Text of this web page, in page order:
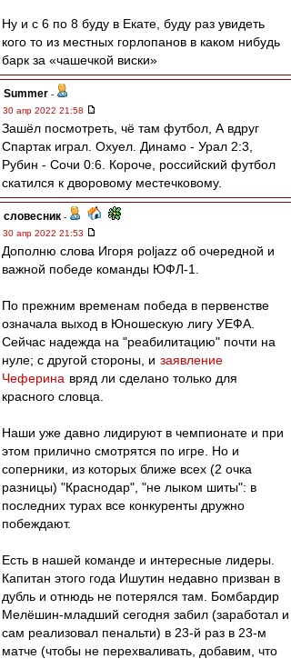
Ну и с 6 по 8 буду в Екате, буду раз увидеть
кого то из местных горлопанов в каком нибудь
барк за «чашечкой виски»
Summer -
30 апр 2022 21:58
Зашёл посмотреть, чё там футбол, А вдруг
Спартак играл. Охуел. Динамо - Урал 2:3,
Рубин - Сочи 0:6. Короче, российский футбол
скатился к дворовому местечковому.
словесник -
30 апр 2022 21:53
Дополню слова Игоря poljazz об очередной и
важной победе команды ЮФЛ-1.
По прежним временам победа в первенстве
означала выход в Юношескую лигу УЕФА.
Сейчас надежда на "реабилитацию" почти на
нуле; с другой стороны, и заявление
Чеферина вряд ли сделано только для
красного словца.
Наши уже давно лидируют в чемпионате и при
этом прилично смотрятся по игре. Но и
соперники, из которых ближе всех (2 очка
разницы) "Краснодар", "не лыком шиты": в
последних турах все конкуренты дружно
побеждают.
Есть в нашей команде и интересные лидеры.
Капитан этого года Ишутин недавно призван в
дубль и отнюдь не потерялся там. Бомбардир
Мелёшин-младший сегодня забил (заработал и
сам реализовал пенальти) в 23-й раз в 23-м
матче (чтобы не перехваливать, добавим, что